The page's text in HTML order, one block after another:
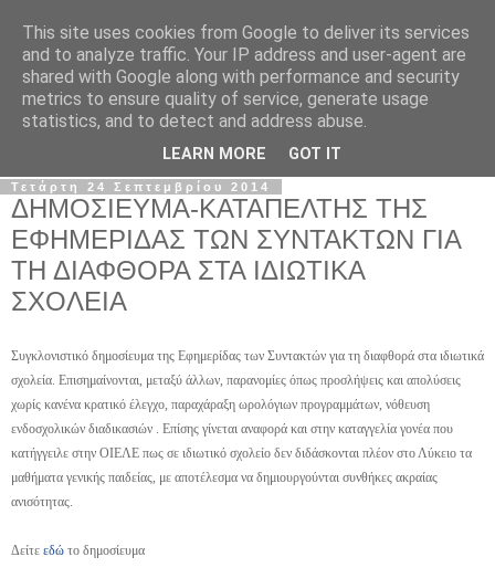
Σ.Ι.Ε.Λ.Β.Ε.
Ο επίσημος ιστότοπος του Συλλόγου Ιδιωτικών
Εκπαιδευτικών Λειτουργών Βόρειας Ελλάδας
Τετάρτη 24 Σεπτεμβρίου 2014
ΔΗΜΟΣΙΕΥΜΑ-ΚΑΤΑΠΕΛΤΗΣ ΤΗΣ
ΕΦΗΜΕΡΙΔΑΣ ΤΩΝ ΣΥΝΤΑΚΤΩΝ ΓΙΑ
ΤΗ ΔΙΑΦΘΟΡΑ ΣΤΑ ΙΔΙΩΤΙΚΑ
ΣΧΟΛΕΙΑ
Συγκλονιστικό δημοσίευμα της Εφημερίδας των Συντακτών για τη διαφθορά στα ιδιωτικά
σχολεία. Επισημαίνονται, μεταξύ άλλων, παρανομίες όπως προσλήψεις και απολύσεις
χωρίς κανένα κρατικό έλεγχο, παραχάραξη ωρολόγιων προγραμμάτων, νόθευση
ενδοσχολικών διαδικασιών . Επίσης γίνεται αναφορά και στην καταγγελία γονέα που
κατήγγειλε στην ΟΙΕΛΕ πως σε ιδιωτικό σχολείο δεν διδάσκονται πλέον στο Λύκειο τα
μαθήματα γενικής παιδείας, με αποτέλεσμα να δημιουργούνται συνθήκες ακραίας
ανισότητας.
Δείτε εδώ το δημοσίευμα
This site uses cookies from Google to deliver its services
and to analyze traffic. Your IP address and user-agent are
shared with Google along with performance and security
metrics to ensure quality of service, generate usage
statistics, and to detect and address abuse.
LEARN MORE GOT IT